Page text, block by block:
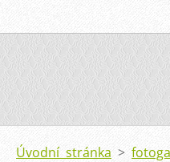
Úvodní stránka >